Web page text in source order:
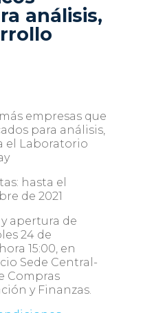
análisis,
empresas que
para análisis,
el Laboratorio
hasta el
de 2021
apertura de
24 de
15:00, en
Sede Central-
Compras
y Finanzas.